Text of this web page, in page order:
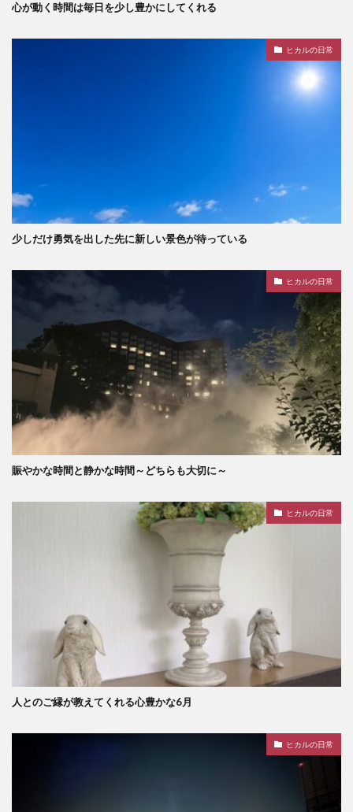
心が動く時間は毎日を少し豊かにしてくれる
ヒカルの日常
少しだけ勇気を出した先に新しい景色が待っている
ヒカルの日常
賑やかな時間と静かな時間～どちらも大切に～
ヒカルの日常
人とのご縁が教えてくれる心豊かな6月
ヒカルの日常